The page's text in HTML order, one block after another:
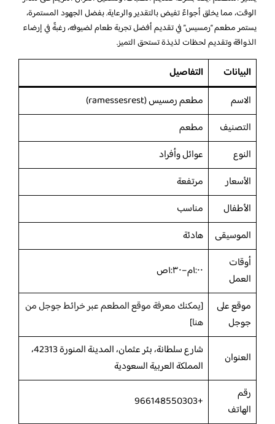
الوقت، مما يخلق أجواءً تفيض بالتقدير والرعاية. بفضل الجهود المستمرة،
يستمر مطعم “رمسيس” في تقديم أفضل تجربة طعام لضيوفه، رغبةً في إرضاء
الذواقة وتقديم لحظات لذيذة تستحق التميز.
البيانات
التفاصيل
الاسم
مطعم رمسيس (ramessesrest)
التصنيف
مطعم
النوع
عوائل وأفراد
الأسعار
مرتفعة
الأطفال
مناسب
الموسيقى
هادئة
أوقات
العمل
١:٠٠م–١:٣٠ص
موقع على
جوجل
[يمكنك معرفة موقع المطعم عبر خرائط جوجل من
هنا]
العنوان
شارع سلطانة، بئر عثمان، المدينة المنورة 42313،
المملكة العربية السعودية
رقم
الهاتف
+966148550303